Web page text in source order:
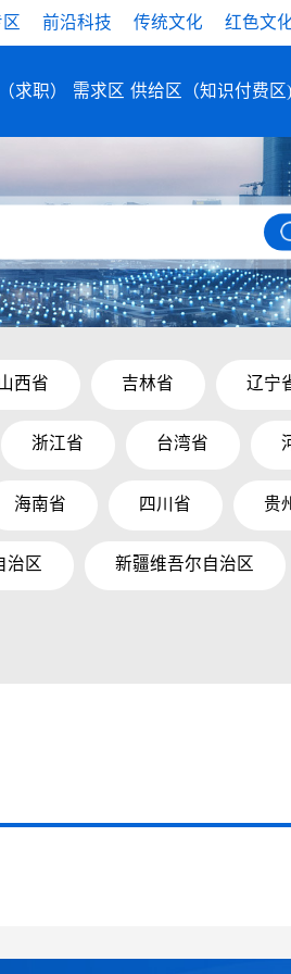
前沿科技 传统文化 红色文
求职） 需求区 供给区（知识付费区)
西省 吉林省 辽宁
浙江省 台湾省
海南省 四川省 贵
治区 新疆维吾尔自治区